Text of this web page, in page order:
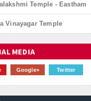
Temple - Eastham
Vinayagar Temple
MEDIA
Google+ Twitter